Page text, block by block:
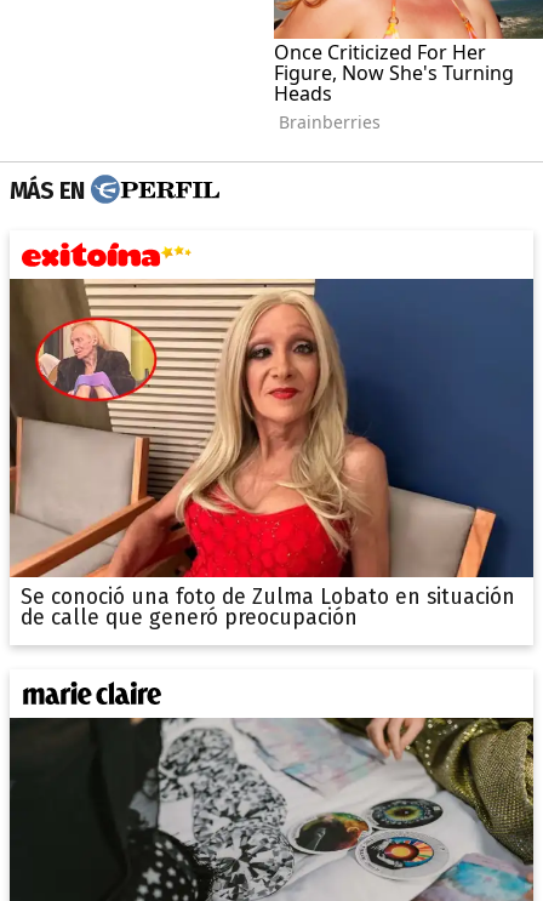
MÁS EN
Se conoció una foto de Zulma Lobato en situación
de calle que generó preocupación